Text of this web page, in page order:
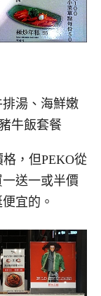
湯、海鮮嫩
牛飯套餐
，但PEKO從
送一或半價
宜的。